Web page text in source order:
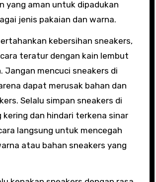
yang aman untuk dipadukan
jenis pakaian dan warna.
kebersihan sneakers,
teratur dengan kain lembut
Jangan mencuci sneakers di
dapat merusak bahan dan
Selalu simpan sneakers di
dan hindari terkena sinar
langsung untuk mencegah
atau bahan sneakers yang